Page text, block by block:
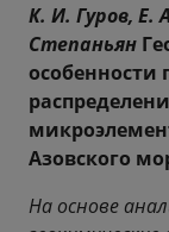
К. И. Гуров, Е.
Степаньян
особенности
Азовского
На основе